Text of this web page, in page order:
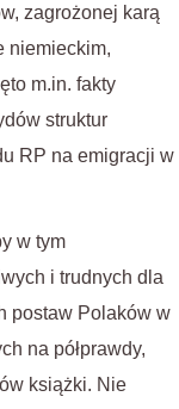
zagrożonej karą
niemieckim,
m.in. fakty
struktur
RP na emigracji w
w tym
i trudnych dla
postaw Polaków w
na półprawdy,
książki. Nie